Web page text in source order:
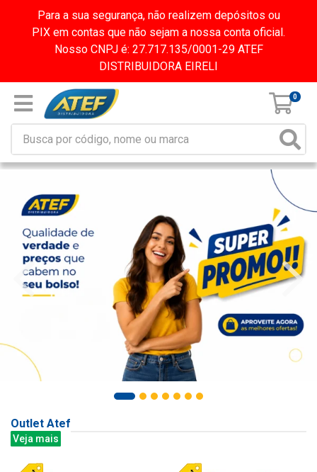
Para a sua segurança, não realizem depósitos ou
PIX em contas que não sejam a nossa conta oficial.
Nosso CNPJ é: 27.717.135/0001-29 ATEF
DISTRIBUIDORA EIRELI
0
Outlet Atef
Veja mais